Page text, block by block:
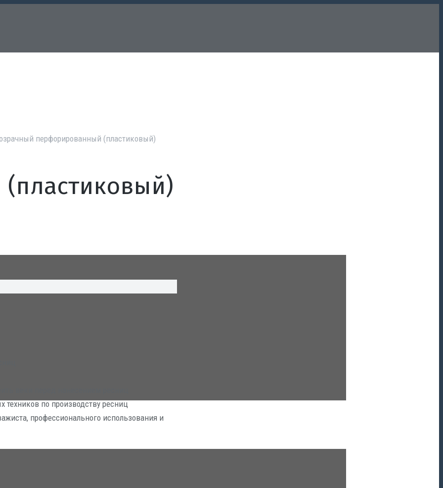
перфорированный (пластиковый)
веки перед нанесением ресниц
по производству ресниц
профессионального использования и